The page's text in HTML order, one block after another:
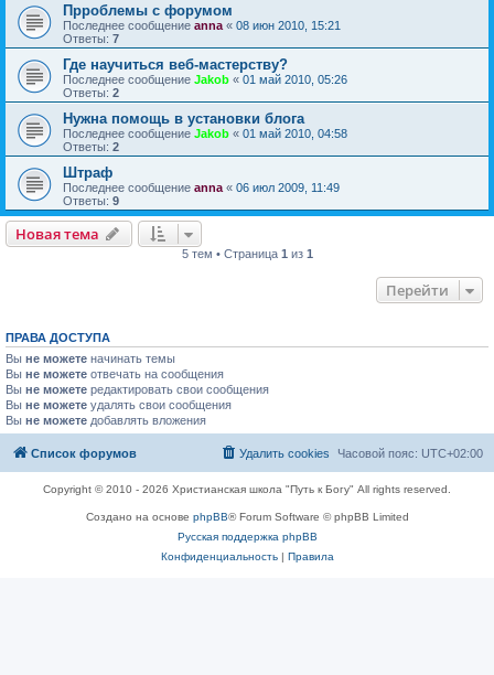
Прроблемы с форумом
Последнее сообщение anna « 08 июн 2010, 15:21
Ответы: 7
Где научиться веб-мастерству?
Последнее сообщение Jakob « 01 май 2010, 05:26
Ответы: 2
Нужна помощь в установки блога
Последнее сообщение Jakob « 01 май 2010, 04:58
Ответы: 2
Штраф
Последнее сообщение anna « 06 июл 2009, 11:49
Ответы: 9
Новая тема
5 тем • Страница 1 из 1
Перейти
ПРАВА ДОСТУПА
Вы не можете начинать темы
Вы не можете отвечать на сообщения
Вы не можете редактировать свои сообщения
Вы не можете удалять свои сообщения
Вы не можете добавлять вложения
Список форумов Часовой пояс: UTC+02:00
Удалить cookies
Copyright © 2010 - 2026 Христианская школа "Путь к Богу" All rights reserved.
Создано на основе phpBB® Forum Software © phpBB Limited
Русская поддержка phpBB
Конфиденциальность| Правила